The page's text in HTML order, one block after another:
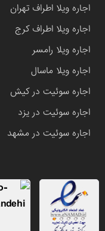
اجاره ویلا اطراف تهران
اجاره ویلا اطراف کرج
اجاره ویلا رامسر
اجاره ویلا ماسال
اجاره سوئیت در کیش
اجاره سوئیت در یزد
اجاره سوئیت در مشهد